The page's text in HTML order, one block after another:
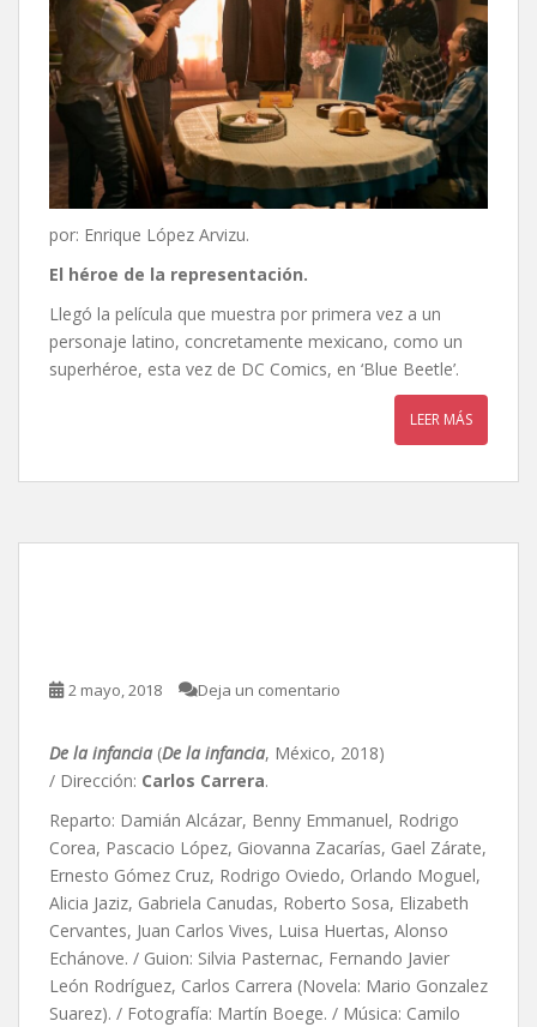
por: Enrique López Arvizu.
El héroe de la representación.
Llegó la película que muestra por primera vez a un
personaje latino, concretamente mexicano, como un
superhéroe, esta vez de DC Comics, en ‘Blue Beetle’.
LEER MÁS
2 mayo, 2018 Deja un comentario
De la infancia (De la infancia, México, 2018)
/ Dirección: Carlos Carrera.
Reparto: Damián Alcázar, Benny Emmanuel, Rodrigo
Corea, Pascacio López, Giovanna Zacarías, Gael Zárate,
Ernesto Gómez Cruz, Rodrigo Oviedo, Orlando Moguel,
Alicia Jaziz, Gabriela Canudas, Roberto Sosa, Elizabeth
Cervantes, Juan Carlos Vives, Luisa Huertas, Alonso
Echánove. / Guion: Silvia Pasternac, Fernando Javier
León Rodríguez, Carlos Carrera (Novela: Mario Gonzalez
Suarez). / Fotografía: Martín Boege. / Música: Camilo